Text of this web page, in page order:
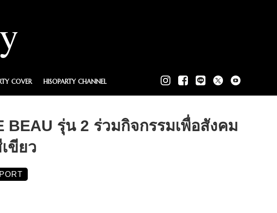
COVER HISOPARTY CHANNEL
รุ่น 2 ร่วมกิจกรรมเพื่อสังคม
ขียว